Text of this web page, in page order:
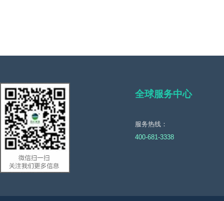
全球服务中心
服务热线：
400-681-3338